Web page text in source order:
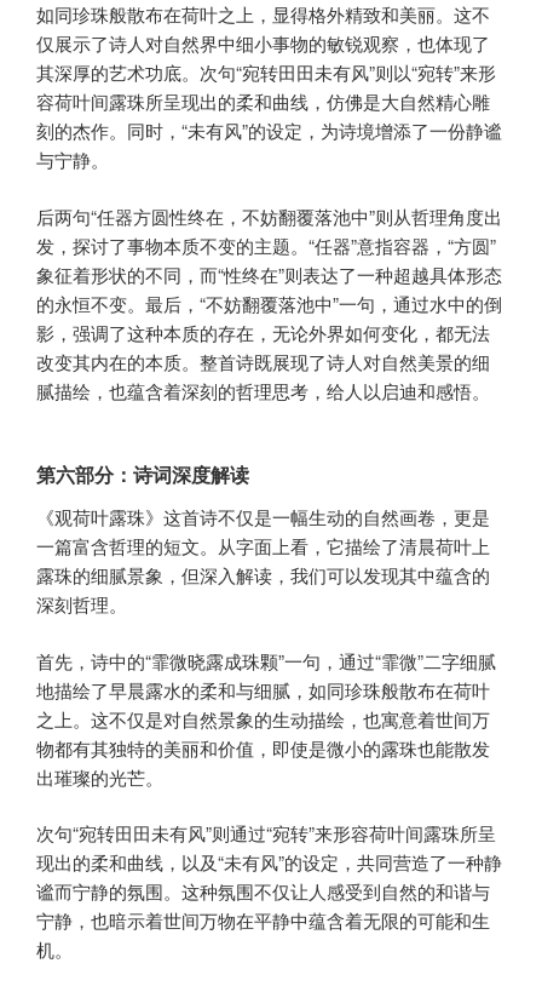
如同珍珠般散布在荷叶之上，显得格外精致和美丽。这不
仅展示了诗人对自然界中细小事物的敏锐观察，也体现了
其深厚的艺术功底。次句“宛转田田未有风”则以“宛转”来形
容荷叶间露珠所呈现出的柔和曲线，仿佛是大自然精心雕
刻的杰作。同时，“未有风”的设定，为诗境增添了一份静谧
与宁静。
后两句“任器方圆性终在，不妨翻覆落池中”则从哲理角度出
发，探讨了事物本质不变的主题。“任器”意指容器，“方圆”
象征着形状的不同，而“性终在”则表达了一种超越具体形态
的永恒不变。最后，“不妨翻覆落池中”一句，通过水中的倒
影，强调了这种本质的存在，无论外界如何变化，都无法
改变其内在的本质。整首诗既展现了诗人对自然美景的细
腻描绘，也蕴含着深刻的哲理思考，给人以启迪和感悟。
第六部分：诗词深度解读
《观荷叶露珠》这首诗不仅是一幅生动的自然画卷，更是
一篇富含哲理的短文。从字面上看，它描绘了清晨荷叶上
露珠的细腻景象，但深入解读，我们可以发现其中蕴含的
深刻哲理。
首先，诗中的“霏微晓露成珠颗”一句，通过“霏微”二字细腻
地描绘了早晨露水的柔和与细腻，如同珍珠般散布在荷叶
之上。这不仅是对自然景象的生动描绘，也寓意着世间万
物都有其独特的美丽和价值，即使是微小的露珠也能散发
出璀璨的光芒。
次句“宛转田田未有风”则通过“宛转”来形容荷叶间露珠所呈
现出的柔和曲线，以及“未有风”的设定，共同营造了一种静
谧而宁静的氛围。这种氛围不仅让人感受到自然的和谐与
宁静，也暗示着世间万物在平静中蕴含着无限的可能和生
机。